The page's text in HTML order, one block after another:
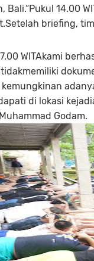
Bali.“Pukul 14.00
briefing,
WITAkami
di lokasi
Godam.